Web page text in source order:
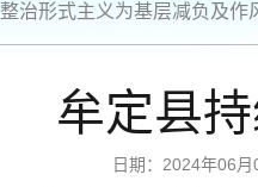
整治形式主义为基层减负及作
牟定县
日期：2024年06